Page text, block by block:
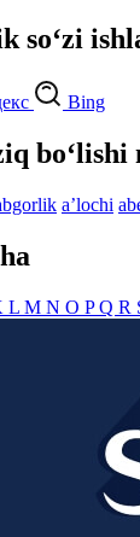
so‘zi
Bing
bo‘lishi
aʼlochi
L M N O PQ R